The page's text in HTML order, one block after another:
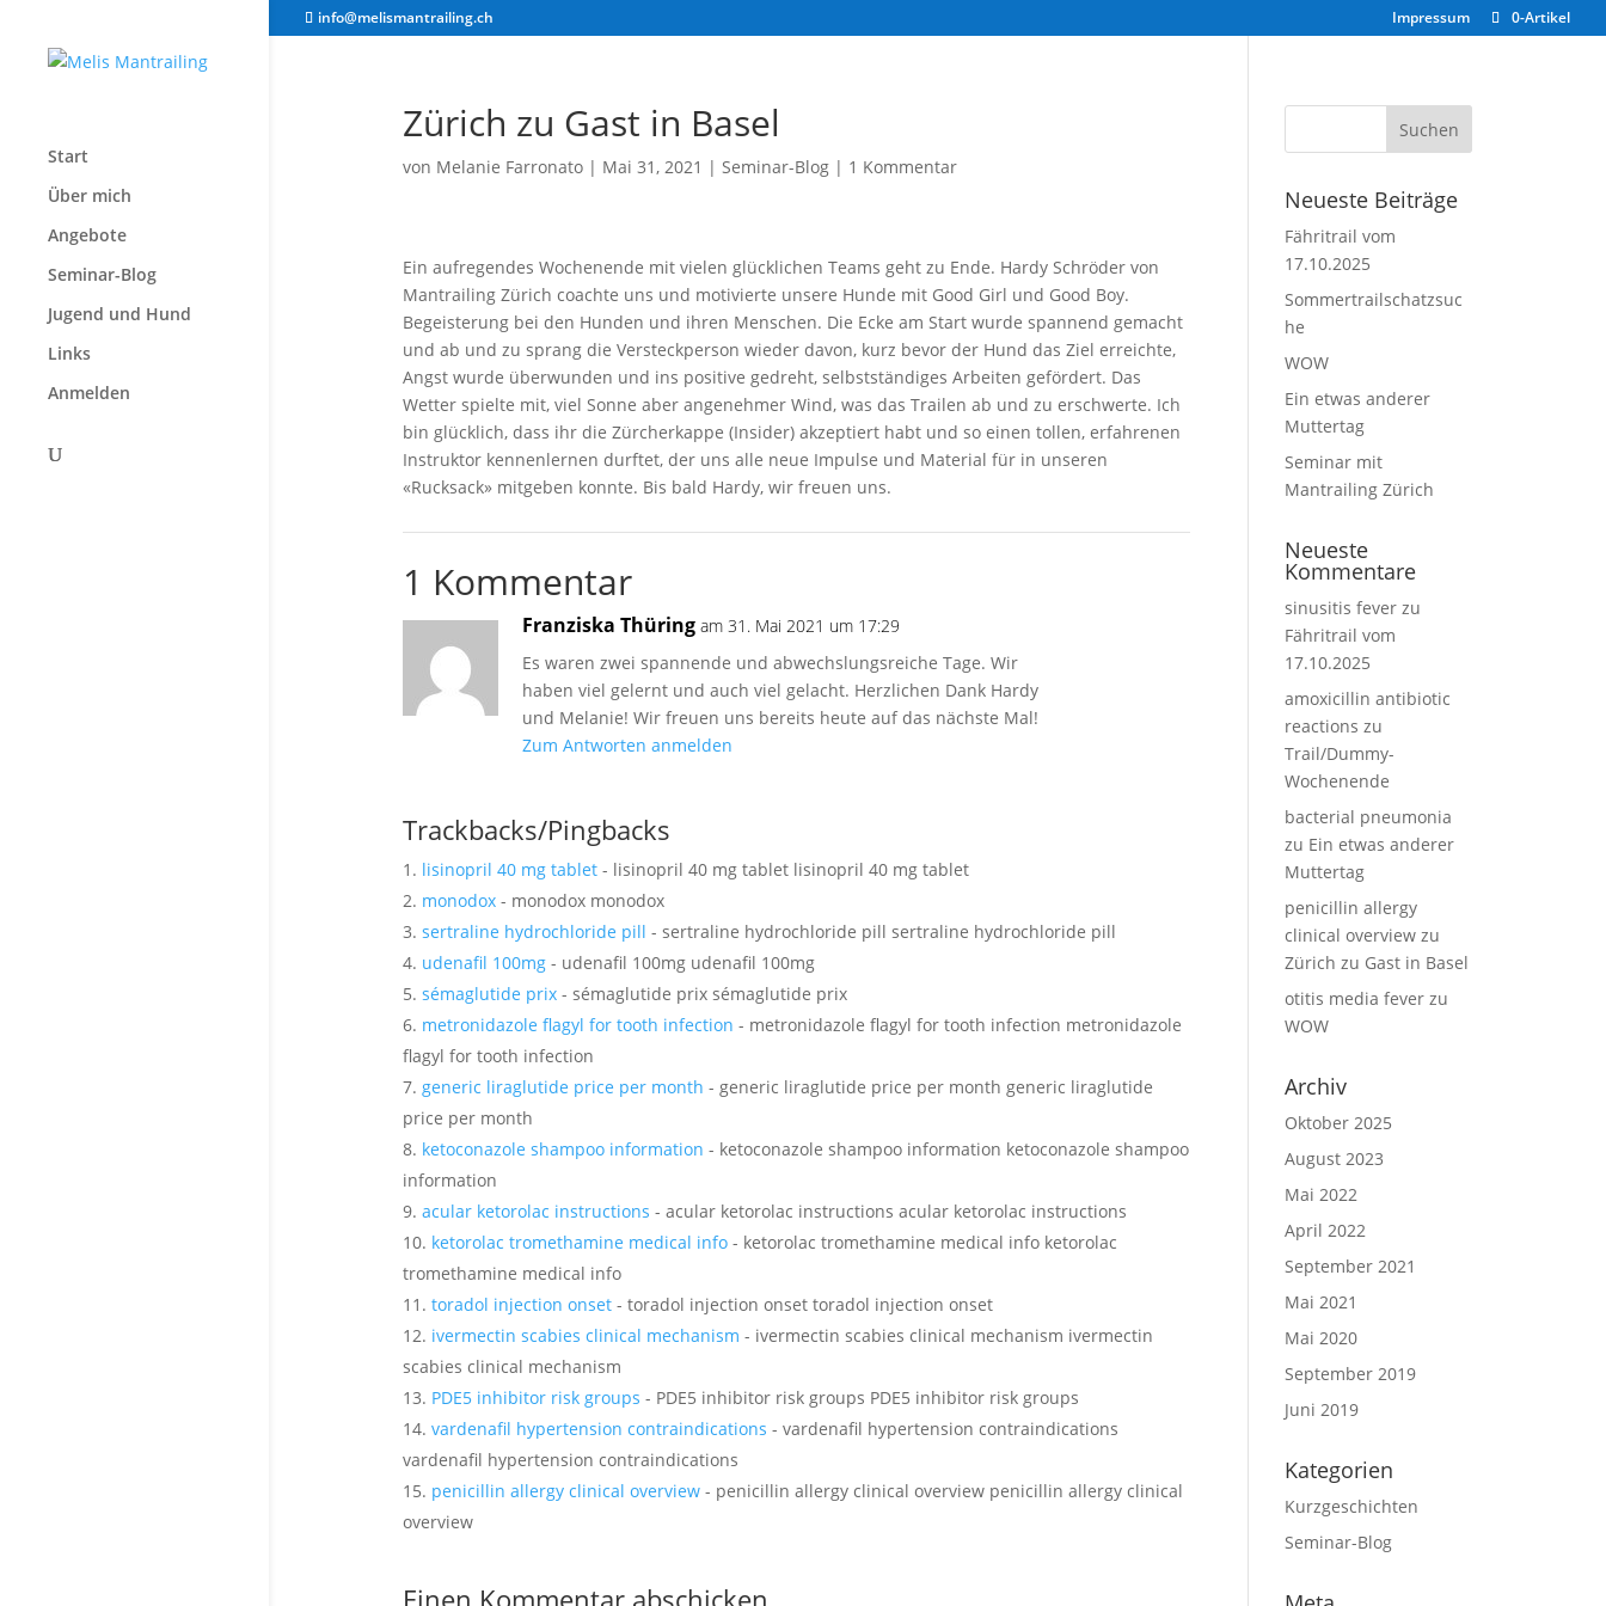
info@melismantrailing.ch Impressum 0-Artikel
Start
Über mich
Angebote
Seminar-Blog
Jugend und Hund
Links
Anmelden
Zürich zu Gast in Basel
von Melanie Farronato| Mai 31, 2021 | Seminar-Blog| 1 Kommentar
Ein aufregendes Wochenende mit vielen glücklichen Teams geht zu Ende. Hardy Schröder von
Mantrailing Zürich coachte uns und motivierte unsere Hunde mit Good Girl und Good Boy.
Begeisterung bei den Hunden und ihren Menschen. Die Ecke am Start wurde spannend gemacht
und ab und zu sprang die Versteckperson wieder davon, kurz bevor der Hund das Ziel erreichte,
Angst wurde überwunden und ins positive gedreht, selbstständiges Arbeiten gefördert. Das
Wetter spielte mit, viel Sonne aber angenehmer Wind, was das Trailen ab und zu erschwerte. Ich
bin glücklich, dass ihr die Zürcherkappe (Insider) akzeptiert habt und so einen tollen, erfahrenen
Instruktor kennenlernen durftet, der uns alle neue Impulse und Material für in unseren
«Rucksack» mitgeben konnte. Bis bald Hardy, wir freuen uns.
1 Kommentar
Franziska Thüring am 31. Mai 2021 um 17:29
Es waren zwei spannende und abwechslungsreiche Tage. Wir
haben viel gelernt und auch viel gelacht. Herzlichen Dank Hardy
und Melanie! Wir freuen uns bereits heute auf das nächste Mal!
Zum Antworten anmelden
Trackbacks/Pingbacks
lisinopril 40 mg tablet- lisinopril 40 mg tablet lisinopril 40 mg tablet
monodox- monodox monodox
sertraline hydrochloride pill - sertraline hydrochloride pill sertraline hydrochloride pill
udenafil 100mg- udenafil 100mg udenafil 100mg
sémaglutide prix- sémaglutide prix sémaglutide prix
metronidazole flagyl for tooth infection - metronidazole flagyl for tooth infection metronidazole
flagyl for tooth infection
generic liraglutide price per month - generic liraglutide price per month generic liraglutide
price per month
ketoconazole shampoo information - ketoconazole shampoo information ketoconazole shampoo
information
acular ketorolac instructions - acular ketorolac instructions acular ketorolac instructions
ketorolac tromethamine medical info- ketorolac tromethamine medical info ketorolac
tromethamine medical info
toradol injection onset- toradol injection onset toradol injection onset
ivermectin scabies clinical mechanism - ivermectin scabies clinical mechanism ivermectin
scabies clinical mechanism
PDE5 inhibitor risk groups - PDE5 inhibitor risk groups PDE5 inhibitor risk groups
vardenafil hypertension contraindications - vardenafil hypertension contraindications
vardenafil hypertension contraindications
penicillin allergy clinical overview- penicillin allergy clinical overview penicillin allergy clinical
overview
Neueste Beiträge
Fähritrail vom
17.10.2025
Sommertrailschatzsuc
he
WOW
Ein etwas anderer
Muttertag
Seminar mit
Mantrailing Zürich
Neueste
Kommentare
sinusitis fever zu
Fähritrail vom
17.10.2025
amoxicillin antibiotic
reactions zu
Trail/Dummy-
Wochenende
bacterial pneumonia
zu Ein etwas anderer
Muttertag
penicillin allergy
clinical overview zu
Zürich zu Gast in Basel
otitis media fever zu
WOW
Archiv
Oktober 2025
August 2023
Mai 2022
April 2022
September 2021
Mai 2021
Mai 2020
September 2019
Juni 2019
Kategorien
Kurzgeschichten
Seminar-Blog